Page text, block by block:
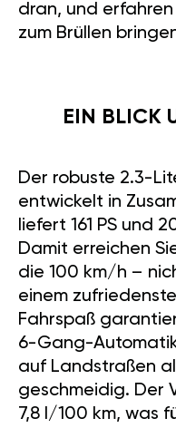
dran, und erfahren
zum Brüllen
EIN BLICK
Der robuste 2.3-
entwickelt in
liefert 161 PS und
Damit erreichen
die 100 km/h –
einem
Fahrspaß
6-Gang-
auf Landstraßen
geschmeidig. Der
7,8 l/100 km, was